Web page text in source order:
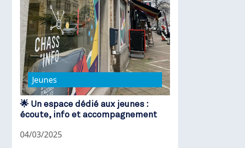
Jeunes
🌟 Un espace dédié aux jeunes :
écoute, info et accompagnement
04/03/2025